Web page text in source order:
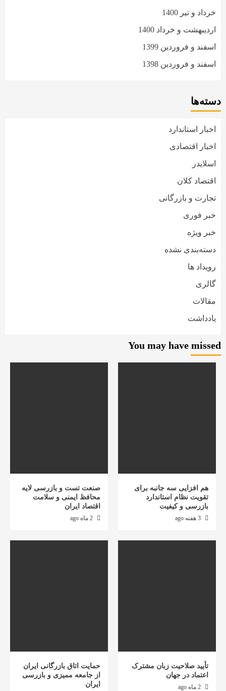
خرداد و تیر 1400
اردیبهشت و خرداد 1400
اسفند و فروردین 1399
اسفند و فروردین 1398
دسته‌ها
اخبار استاندارد
اخبار اقتصادی
اسلایدر
اقتصاد کلان
تجارت و بازرگانی
خبر فوری
خبر ویژه
دسته‌بندی نشده
رویداد ها
گالری
مقالات
یادداشت
You may have missed
هم افزایی سه جانبه برای
تقویت نظام استاندارد
بازرسی و کیفیت
صنعت تست و بازرسی لایه
محافظ ایمنی و سلامت
اقتصاد ایران
تأیید صلاحیت زبان مشترک
اعتماد در جهان
حمایت اتاق بازرگانی ایران
از جامعه ممیزی و بازرسی
ایران